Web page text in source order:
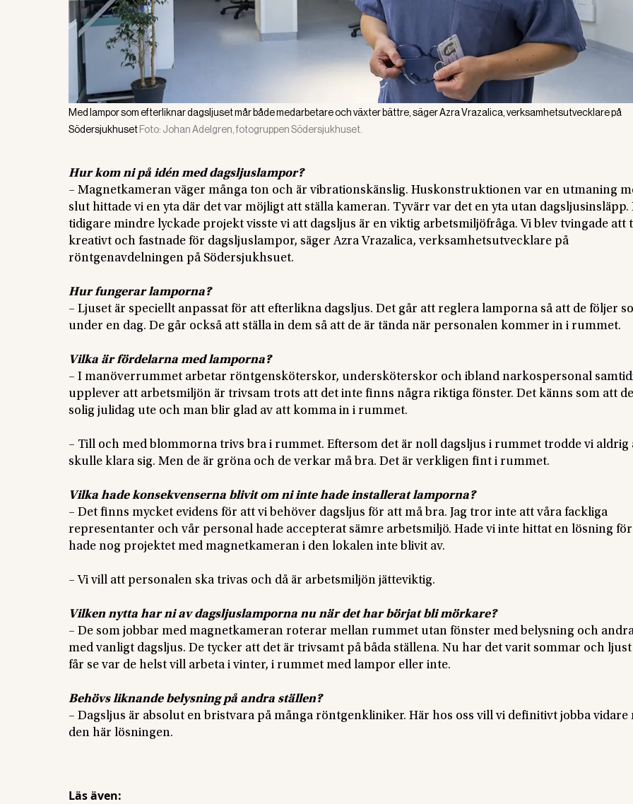
Med lampor som efterliknar dagsljuset mår både medarbetare och växter bättre, säger Azra Vrazalica, verksamhetsutvecklare på
SödersjukhusetFoto: Johan Adelgren, fotogruppen Södersjukhuset.
Hur kom ni på idén med dagsljuslampor?
– Magnetkameran väger många ton och är vibrationskänslig. Huskonstruktionen var en utmaning
slut hittade vi en yta där det var möjligt att ställa kameran. Tyvärr var det en yta utan dagsljusinsläpp.
tidigare mindre lyckade projekt visste vi att dagsljus är en viktig arbetsmiljöfråga. Vi blev tvingade att
kreativt och fastnade för dagsljuslampor, säger Azra Vrazalica, verksamhetsutvecklare på
röntgenavdelningen på Södersjukhsuet.
Hur fungerar lamporna?
– Ljuset är speciellt anpassat för att efterlikna dagsljus. Det går att reglera lamporna så att de följer
under en dag. De går också att ställa in dem så att de är tända när personalen kommer in i rummet.
Vilka är fördelarna med lamporna?
– I manöverrummet arbetar röntgensköterskor, undersköterskor och ibland narkospersonal
upplever att arbetsmiljön är trivsam trots att det inte finns några riktiga fönster. Det känns som att
solig julidag ute och man blir glad av att komma in i rummet.
– Till och med blommorna trivs bra i rummet. Eftersom det är noll dagsljus i rummet trodde vi aldrig
skulle klara sig. Men de är gröna och de verkar må bra. Det är verkligen fint i rummet.
Vilka hade konsekvenserna blivit om ni inte hade installerat lamporna?
– Det finns mycket evidens för att vi behöver dagsljus för att må bra. Jag tror inte att våra fackliga
representanter och vår personal hade accepterat sämre arbetsmiljö. Hade vi inte hittat en lösning
hade nog projektet med magnetkameran i den lokalen inte blivit av.
– Vi vill att personalen ska trivas och då är arbetsmiljön jätteviktig.
Vilken nytta har ni av dagsljuslamporna nu när det har börjat bli mörkare?
– De som jobbar med magnetkameran roterar mellan rummet utan fönster med belysning och
med vanligt dagsljus. De tycker att det är trivsamt på båda ställena. Nu har det varit sommar och ljust
får se var de helst vill arbeta i vinter, i rummet med lampor eller inte.
Behövs liknande belysning på andra ställen?
– Dagsljus är absolut en bristvara på många röntgenkliniker. Här hos oss vill vi definitivt jobba vidare
den här lösningen.
Läs även: